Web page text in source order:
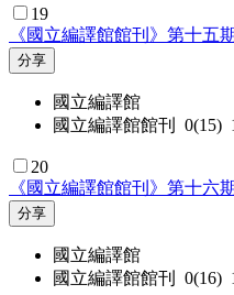
19
《國立編譯館館刊》第十五期
分享
國立編譯館
國立編譯館館刊 0(15)
20
《國立編譯館館刊》第十六期
分享
國立編譯館
國立編譯館館刊 0(16)